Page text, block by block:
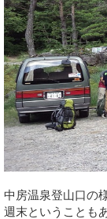
中房温泉登山口の
週末ということも